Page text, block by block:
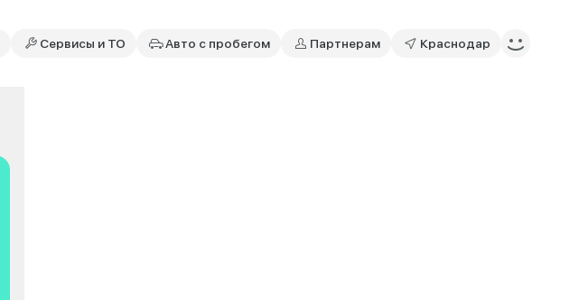
Сервисы и ТО Авто с пробегом Партнерам Краснодар